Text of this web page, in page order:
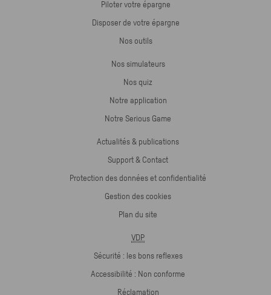
Piloter votre épargne
Disposer de votre épargne
Nos outils
Nos simulateurs
Nos quiz
Notre application
Notre Serious Game
Actualités & publications
Support & Contact
Protection des données et confidentialité
Gestion des cookies
Plan du site
VDP
Sécurité : les bons reflexes
Accessibilité : Non conforme
Réclamation